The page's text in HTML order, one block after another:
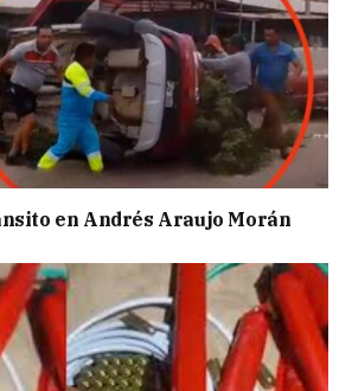
en Andrés Araujo Morán